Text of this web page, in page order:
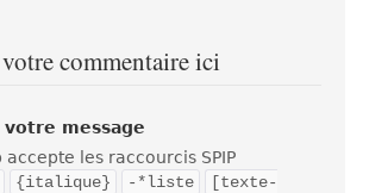
commentaire ici
votre message
accepte les raccourcis SPIP
{italique} -*liste
[texte-